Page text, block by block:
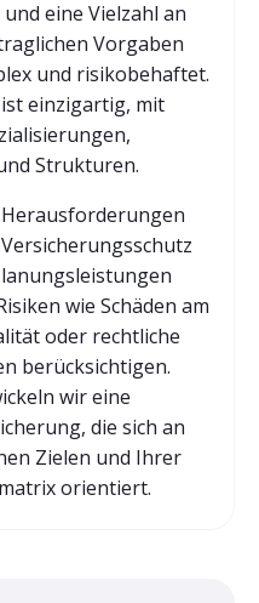
eine Vielzahl an
Vorgaben
und risikobehaftet.
einzigartig, mit
Strukturen.
wie Schäden am
oder rechtliche
berücksichtigen.
wir eine
die sich an
Zielen und Ihrer
orientiert.